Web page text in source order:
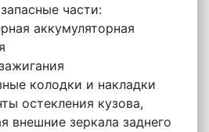
части:
аккумуляторная
колодки и накладки
остекления кузова,
внешние зеркала заднего